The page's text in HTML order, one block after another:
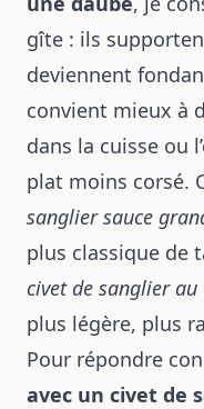
gîte : ils
deviennent
convient mieux à
dans la cuisse ou
plat moins corsé.
sanglier sauce
plus classique de
civet de sanglier
plus légère, plus
Pour répondre
avec un civet de